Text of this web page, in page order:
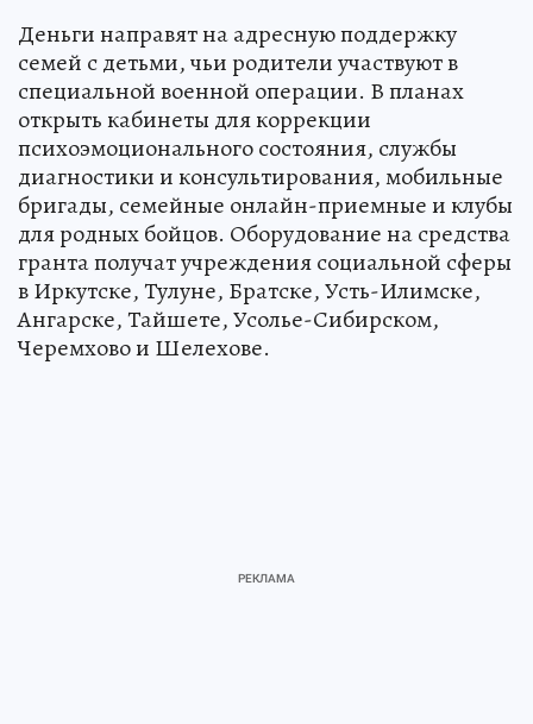
Деньги направят на адресную поддержку
семей с детьми, чьи родители участвуют в
специальной военной операции. В планах
открыть кабинеты для коррекции
психоэмоционального состояния, службы
диагностики и консультирования, мобильные
бригады, семейные онлайн-приемные и клубы
для родных бойцов. Оборудование на средства
гранта получат учреждения социальной сферы
в Иркутске, Тулуне, Братске, Усть-Илимске,
Ангарске, Тайшете, Усолье-Сибирском,
Черемхово и Шелехове.